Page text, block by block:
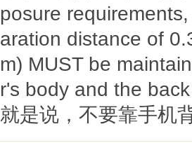
posure
aration distance of
m) MUST be
r's body and the
就是说，不要靠手机